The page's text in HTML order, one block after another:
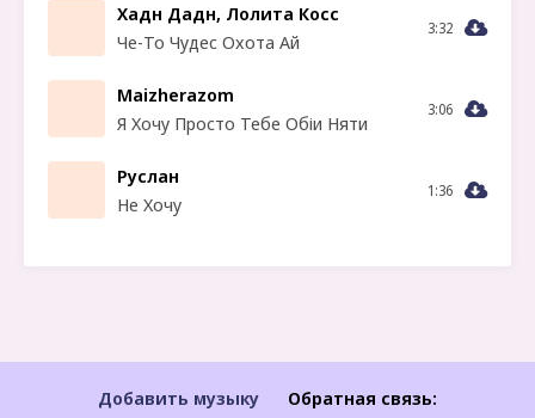
Хадн Дадн, Лолита Косс
Че-То Чудес Охота Ай
3:32
Maizherazom
Я Хочу Просто Тебе Обіи Няти
3:06
Руслан
Не Хочу
1:36
Добавить музыку Обратная связь: